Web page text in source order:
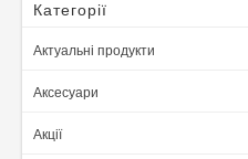
Категорії
Актуальні продукти
Аксесуари
Акції